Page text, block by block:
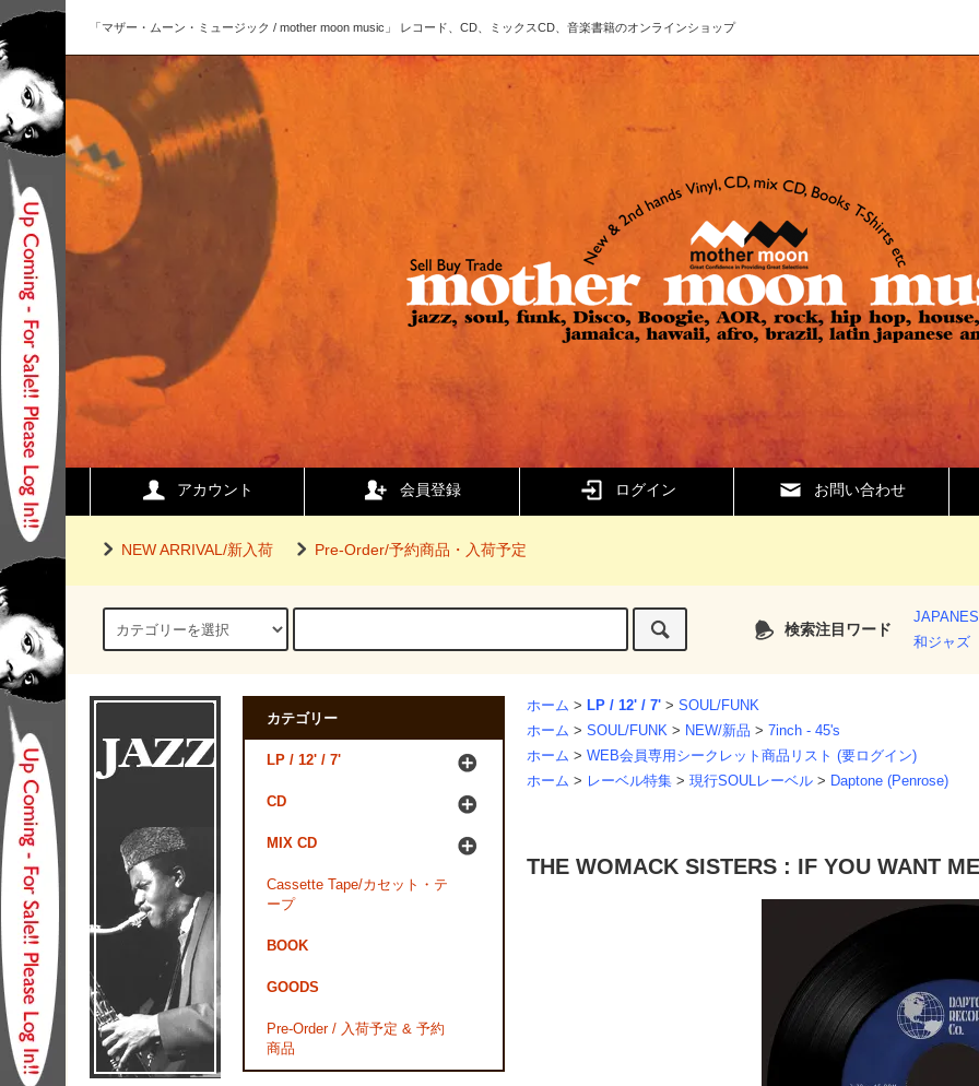
「マザー・ムーン・ミュージック / mother moon music」 レコード、CD、ミックスCD、音楽書籍のオンラインショップ
アカウント 会員登録 ログイン お問い合わせ
NEW ARRIVAL/新入荷 Pre-Order/予約商品・入荷予定
検索注目ワード
和ジャズ
ホーム > LP / 12' / 7' > SOUL/FUNK
ホーム > SOUL/FUNK > NEW/新品 > 7inch - 45's
ホーム > WEB会員専用シークレット商品リスト (要ログイン)
ホーム > レーベル特集 > 現行SOULレーベル > Daptone (Penrose)
THE WOMACK SISTERS : IF YOU WANT
カテゴリー
LP / 12' / 7'
CD
MIX CD
Cassette Tape/カセット・テ
ープ
BOOK
GOODS
Pre-Order / 入荷予定 & 予約
商品